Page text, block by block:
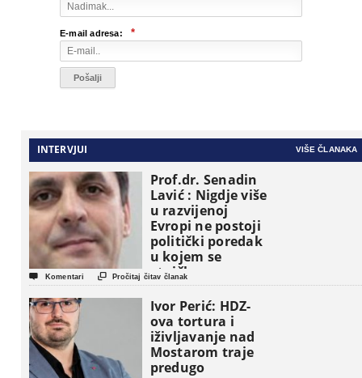
E-mail adresa: *
INTERVJUI VIŠE ČLANAKA
Prof.dr. Senadin
Lavić : Nigdje više
u razvijenoj
Evropi ne postoji
politički poredak
u kojem se
etničke grupe
pojavljuju kao
osnovne
političke jedinice
 Komentari  Pročitaj čitav članak
Ivor Perić: HDZ-
ova tortura i
iživljavanje nad
Mostarom traje
predugo